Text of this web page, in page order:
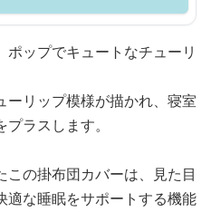
ップでキュートなチューリ
ーリップ模様が描かれ、寝室
ラスします。
の掛布団カバーは、見た目
適な睡眠をサポートする機能